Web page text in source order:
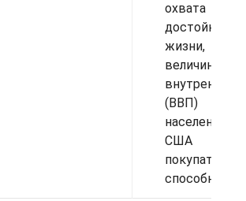
охвата
достойный
жизни,
величиной
(ВВП)
населения в
США по